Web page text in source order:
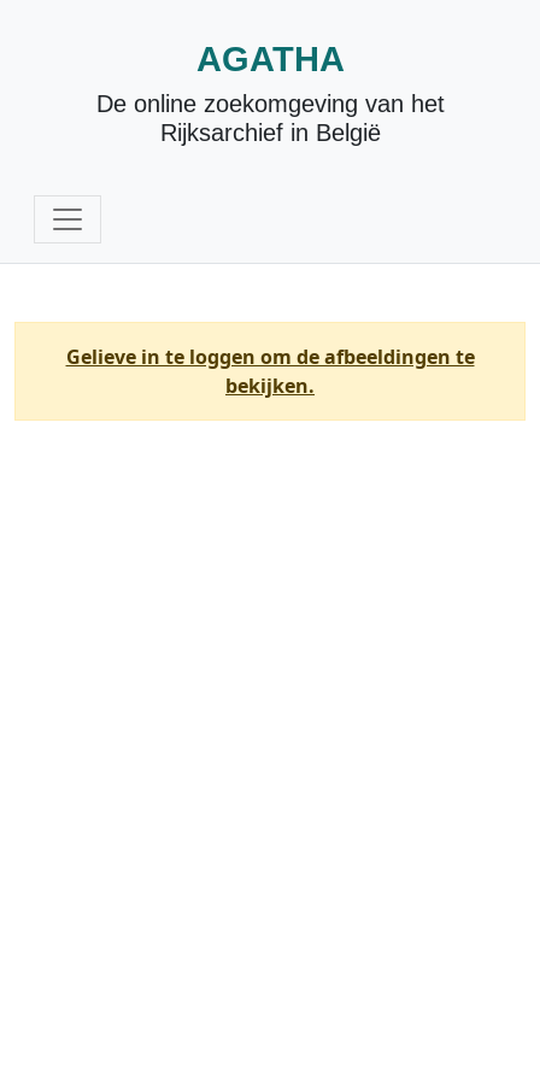
AGATHA
De online zoekomgeving van het
Rijksarchief in België
Gelieve in te loggen om de afbeeldingen te
bekijken.